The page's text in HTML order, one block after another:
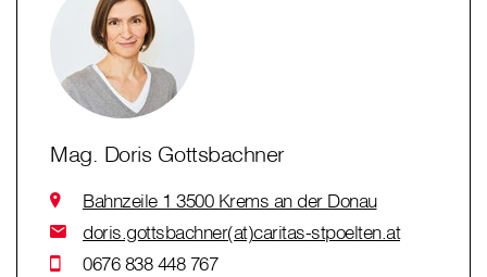
Mag. Doris Gottsbachner
Bahnzeile 1 3500 Krems an der Donau
doris.gottsbachner(at)caritas-stpoelten.at
0676 838 448 767